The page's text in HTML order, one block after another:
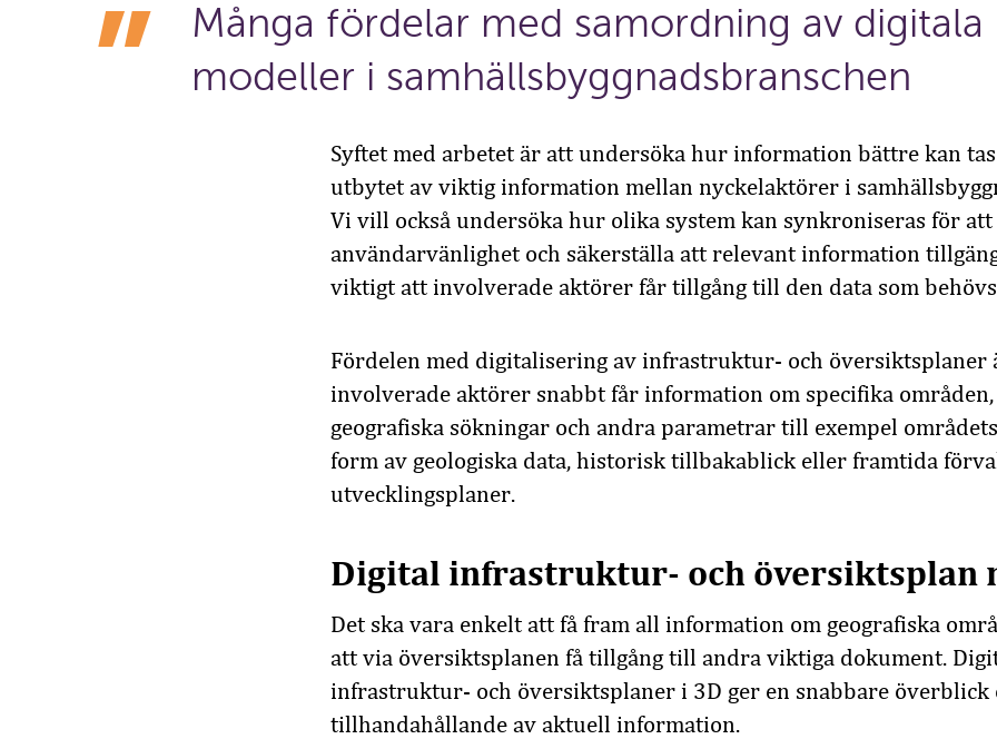
Många fördelar med samordning av digitala
modeller i samhällsbyggnadsbranschen
Syftet med arbetet är att undersöka hur information bättre kan
utbytet av viktiginformation mellan nyckelaktörer i
Vi vill också undersöka hur olika system kan synkroniseras för att
användarvänlighet och säkerställa att relevant information
viktigt att involverade aktörer får tillgång till den data som behövs
Fördelen med digitalisering av infrastruktur- och översiktsplaner
involverade aktörer snabbt får information om specifika
geografiska sökningar och andra parametrar till exempel
form av geologiska data, historisk tillbakablick eller framtida
utvecklingsplaner.
Digital infrastruktur- och översiktsplan
Det ska vara enkelt att få fram all information om geografiska
att via översiktsplanen få tillgångtill andra viktiga dokument.
infrastruktur- och översiktsplaner i 3D ger en snabbare
tillhandahållande av aktuell information.